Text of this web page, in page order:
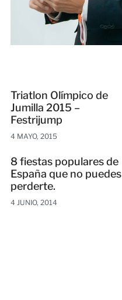
Triatlon Olímpico de
Jumilla 2015 –
Festrijump
4 MAYO, 2015
8 fiestas populares de
España que no puedes
perderte.
4 JUNIO, 2014